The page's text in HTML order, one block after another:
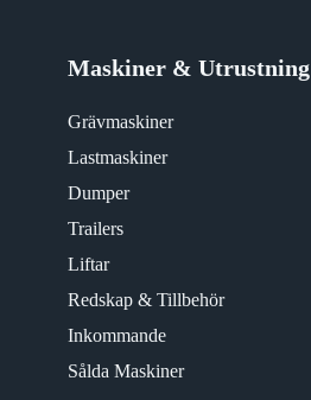
Maskiner & Utrustning
Grävmaskiner
Lastmaskiner
Dumper
Trailers
Liftar
Redskap & Tillbehör
Inkommande
Sålda Maskiner